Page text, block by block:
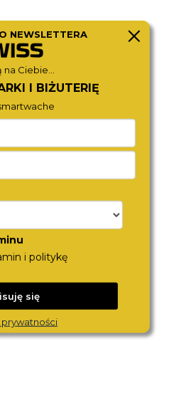
790,-
NEWSLETTERA
Ciebie...
I BIŻUTERIĘ
i politykę
się